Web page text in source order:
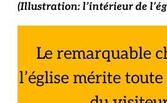
(Illustration: l’intérieur de
Le remarquable
l’église mérite